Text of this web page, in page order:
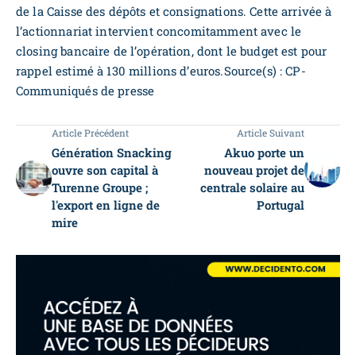
de la Caisse des dépôts et consignations. Cette arrivée à
l’actionnariat intervient concomitamment avec le
closing bancaire de l’opération, dont le budget est pour
rappel estimé à 130 millions d’euros.Source(s) : CP-
Communiqués de presse
Article Précédent
Génération Snacking
ouvre son capital à
Turenne Groupe ;
l'export en ligne de
mire
Article Suivant
Akuo porte un
nouveau projet de
centrale solaire au
Portugal